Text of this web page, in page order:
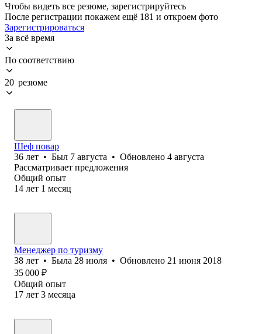
Чтобы видеть все резюме, зарегистрируйтесь
После регистрации покажем ещё 181 и откроем фото
Зарегистрироваться
За всё время
По соответствию
20 резюме
Шеф повар
36 лет • Был 7 августа • Обновлено 4 августа
Рассматривает предложения
Общий опыт
14 лет 1 месяц
Менеджер по туризму
38 лет • Была 28 июля • Обновлено 21 июня 2018
35 000 ₽
Общий опыт
17 лет 3 месяца